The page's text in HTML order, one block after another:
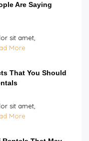
Are Saying
sit amet,
More
That You Should
sit amet,
More